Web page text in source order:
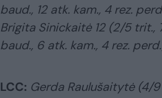
baud., 12 atk. kam., 4 rez.
Brigita Sinickaitė 12 (2/5 trit.,
baud., 6 atk. kam., 4 rez.
LCC: Gerda Raulušaitytė (4/